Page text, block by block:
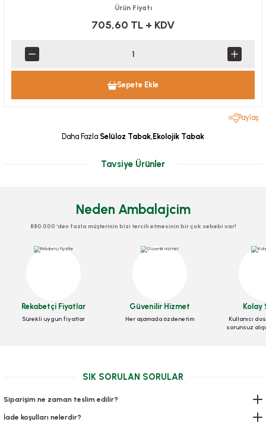
Ürün Fiyatı
705,60 TL + KDV
Sepete Ekle
Paylaş
Daha Fazla Selüloz Tabak,Ekolojik Tabak
Tavsiye Ürünler
Sepete Ekle
Neden Ambalajcim
880.000 ‘den fazla müşterinin bizi tercih etmesinin bir çok sebebi var!
Rekabetçi Fiyatlar
Sürekli uygun fiyatlar
Güvenilir Hizmet
Her aşamada özdenetim
Kolay
Kullanıcı
sorunsuz
SIK SORULAN SORULAR
Siparişim ne zaman teslim edilir?
İade koşulları nelerdir?